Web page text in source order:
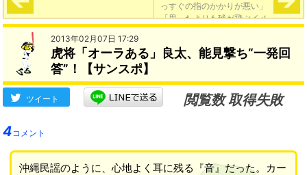
っすぐの指のかかりが悪い」
「思ったよりも球が飛ぶイメ
ージ」→
2013年02月07日 17:29
虎将「オーラある」良太、能見撃ち“一発回
答”！【サンスポ】
ツイート
閲覧数 取得失敗
4コメント
沖縄民謡のように、心地よく耳に残る『音』だった。カー